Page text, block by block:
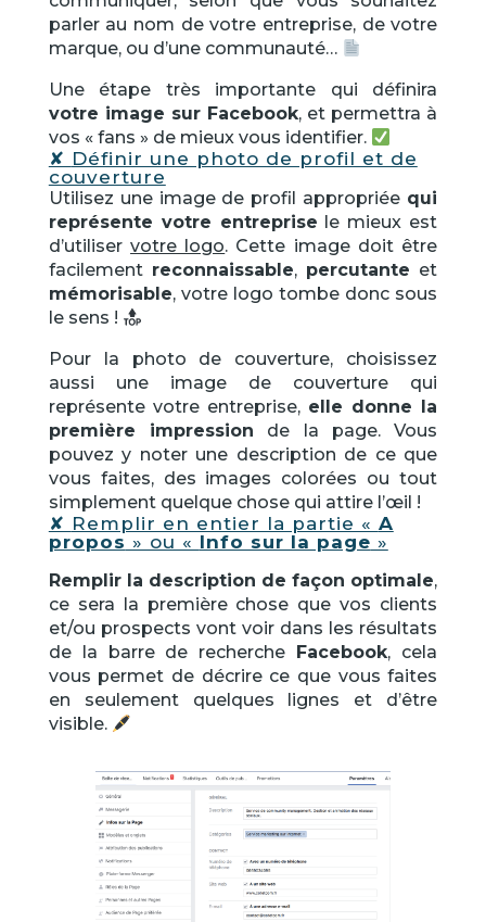
parler au nom de votre entreprise, de votre
marque, ou d’une communauté…
Une étape très importante qui définira
votre image sur Facebook, et permettra à
vos « fans » de mieux vous identifier.
✘ Définir une photo de profil et de
couverture
Utilisez une image de profil appropriée qui
représente votre entreprise le mieux est
d’utiliservotre logo. Cette image doit être
facilement reconnaissable, percutante et
mémorisable, votre logo tombe donc sous
le sens !
Pour la photo de couverture, choisissez
aussi une image de couverture qui
représente votre entreprise, elle donne la
première impression de la page. Vous
pouvez y noter une description de ce que
vous faites, des images colorées ou tout
simplement quelque chose qui attire l’œil !
✘ Remplir en entier la partie « A
propos » ou « Info sur la page »
Remplir la description de façon optimale,
ce sera la première chose que vos clients
et/ou prospects vont voir dans les résultats
de la barre de recherche Facebook, cela
vous permet de décrire ce que vous faites
en seulement quelques lignes et d’être
visible.